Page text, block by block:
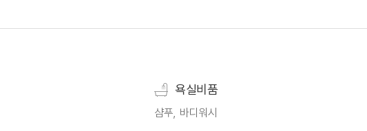
욕실비품
샴푸, 바디워시